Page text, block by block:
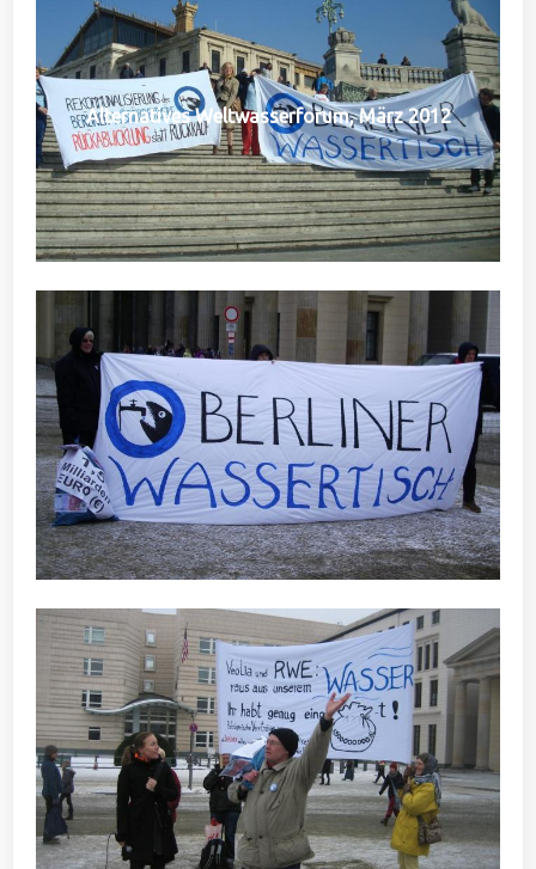
Alternatives Weltwasserforum, März 2012